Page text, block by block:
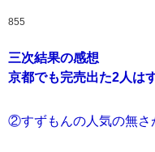
855
三次結果の感想
京都でも完売出た2人は
②すずもんの人気の無さ